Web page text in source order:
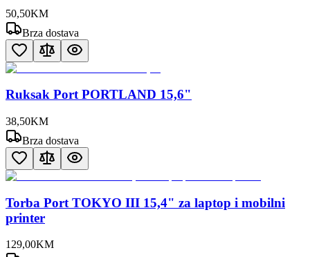
50,50KM
Brza dostava
Ruksak Port PORTLAND 15,6"
38,50KM
Brza dostava
Torba Port TOKYO III 15,4" za laptop i mobilni
printer
129,00KM